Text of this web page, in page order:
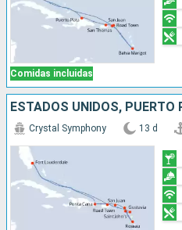
Comidas incluidas
Crystal Symphony 13 d